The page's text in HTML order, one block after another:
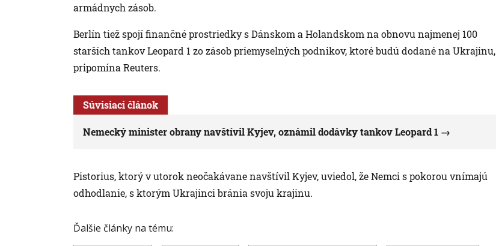
armádnych zásob.
Berlín tiež spojí finančné prostriedky s Dánskom a Holandskom na obnovu najmenej 100
starších tankov Leopard 1 zo zásob priemyselných podnikov, ktoré budú dodané na Ukrajinu,
pripomína Reuters.
Súvisiaci článok
Nemecký minister obrany navštívil Kyjev, oznámil dodávky tankov Leopard 1
Pistorius, ktorý v utorok neočakávane navštívil Kyjev, uviedol, že Nemci s pokorou vnímajú
odhodlanie, s ktorým Ukrajinci bránia svoju krajinu.
Ďalšie články na tému: